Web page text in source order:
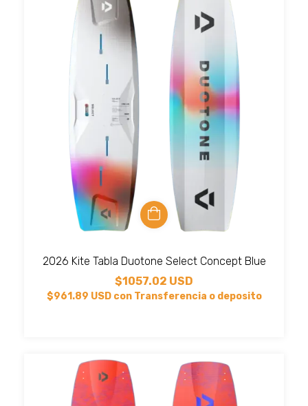
2026 Kite Tabla Duotone Select Concept Blue
$1057.02 USD
$961.89 USD con Transferencia o deposito